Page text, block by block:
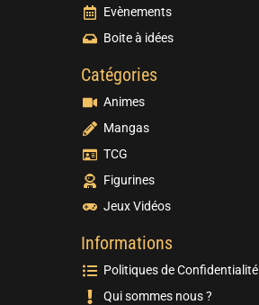
Evènements
Boite à idées
Catégories
Animes
Mangas
TCG
Figurines
Jeux Vidéos
Informations
Politiques de Confidentialité
Qui sommes nous ?